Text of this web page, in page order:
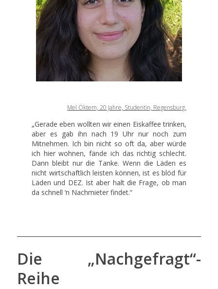
Mel Öktem, 20 Jahre, Studentin, Regensburg.
„Gerade eben wollten wir einen Eiskaffee trinken,
aber es gab ihn nach 19 Uhr nur noch zum
Mitnehmen. Ich bin nicht so oft da, aber würde
ich hier wohnen, fände ich das richtig schlecht.
Dann bleibt nur die Tanke. Wenn die Läden es
nicht wirtschaftlich leisten können, ist es blöd für
Läden und DEZ. Ist aber halt die Frage, ob man
da schnell ‘n Nachmieter findet.“
Die „Nachgefragt“-
Reihe